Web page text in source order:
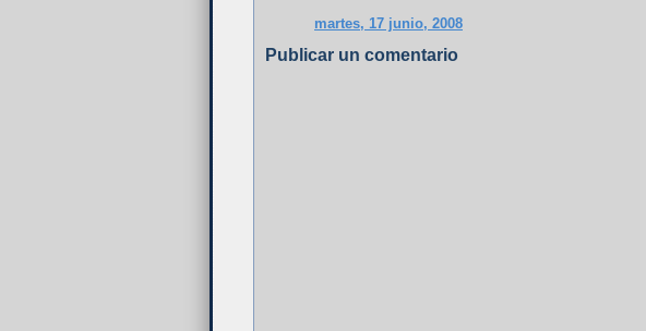
martes, 17 junio, 2008
Publicar un comentario